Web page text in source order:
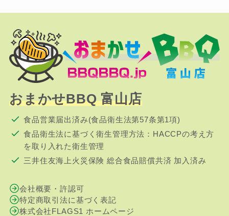
おまかせBBQ 富山店
食品営業届出済み(食品衛生法第57条第1項)
食品衛生法に基づく衛生管理方法：HACCPの考え方
を取り入れた衛生管理
三井住友海上火災保険 総合食品賠償共済 加入済み
会社概要・許認可
特定商取引法に基づく表記
株式会社FLAGS1 ホームページ